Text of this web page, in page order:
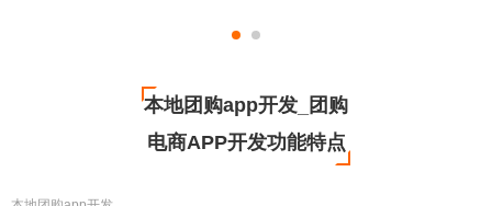
本地团购app开发_团购
电商APP开发功能特点